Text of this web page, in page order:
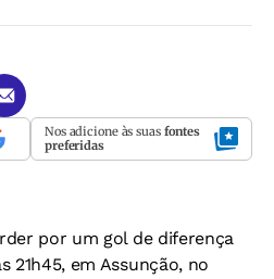
Nos adicione às suas fontes
preferidas
por um gol de diferença
21h45, em Assunção, no